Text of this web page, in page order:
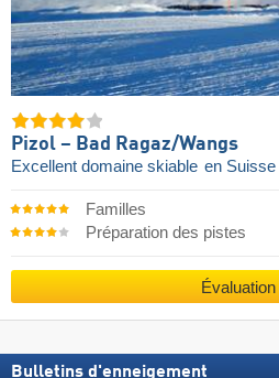
Pizol – Bad Ragaz/​Wangs
Excellent domaine skiable en Suisse
Familles
Préparation des pistes
Évaluation
Bulletins d'enneigement